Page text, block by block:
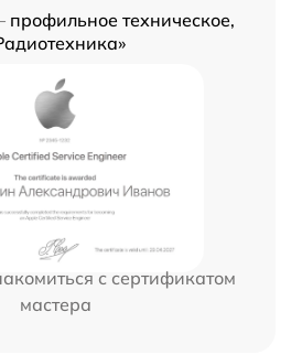
профильное техническое,
с сертификатом
мастера